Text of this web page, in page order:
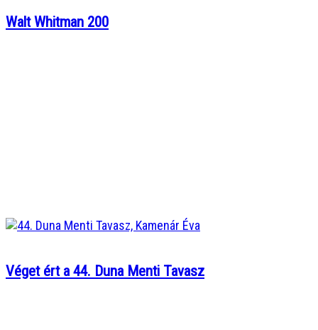
Walt Whitman 200
Véget ért a 44. Duna Menti Tavasz